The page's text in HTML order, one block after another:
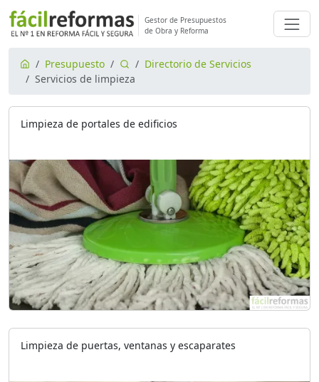
Gestor de Presupuestos
de Obra y Reforma
Presupuesto
Directorio de Servicios
Servicios de limpieza
Limpieza de portales de edificios
Limpieza de puertas, ventanas y escaparates